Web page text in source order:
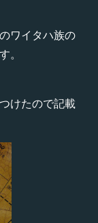
ワイタハ族の
。
けたので記載